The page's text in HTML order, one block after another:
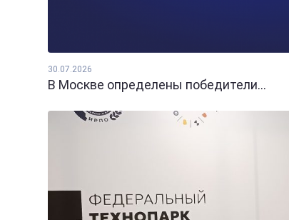
30.07.2026
В Москве определены победители...